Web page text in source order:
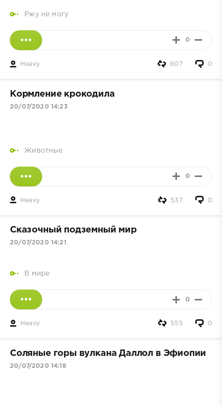
Ржу не могу
0
Heavy 0
607
Кормление крокодила
20/07/2020 14:23
Животные
0
Heavy 0
537
Сказочный подземный мир
20/07/2020 14:21
В мире
0
Heavy 0
555
Соляные горы вулкана Даллол в Эфиопии
20/07/2020 14:18